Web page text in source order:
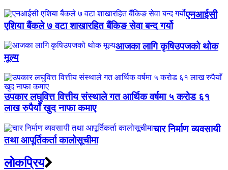
एनआईसी
एशिया बैंकले ७ वटा शाखारहित बैंकिङ सेवा बन्द गर्यो
आजका लागि कृषिउपजको थोक
मूल्य
उपकार लघुवित्त वित्तीय संस्थाले गत आर्थिक वर्षमा ५ करोड ६१
लाख रुपैयाँ खुद नाफा कमाए
चार निर्माण व्यवसायी
तथा आपूर्तिकर्ता कालोसूचीमा
लाेकप्रिय